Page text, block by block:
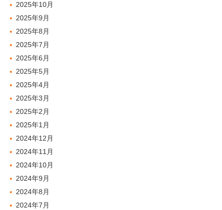
2025年10月
2025年9月
2025年8月
2025年7月
2025年6月
2025年5月
2025年4月
2025年3月
2025年2月
2025年1月
2024年12月
2024年11月
2024年10月
2024年9月
2024年8月
2024年7月